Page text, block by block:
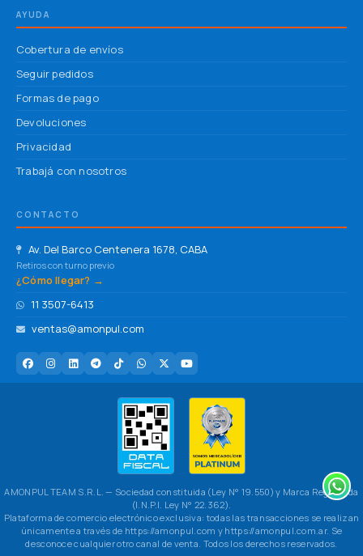
AYUDA
Cobertura de envíos
Seguir pedidos
Formas de pago
Devoluciones
Privacidad
Trabajá con nosotros
CONTACTO
Av. Del Barco Centenera 1678, CABA
Retiros con turno previo
¿Cómo llegar? →
11 3507-6413
ventas@amonpul.com
AMONPUL TEAM S.R.L. — Sociedad constituida (Ley N° 19.550) y Marca Registrada
(I.N.P.I. Ley N° 22.362).
Plataforma de comercio electrónico exclusiva: todas las transacciones se realizan
únicamente a través de https://amonpul.com y https://amonpul.com.ar. Se
desconoce cualquier otro canal de venta. Todos los derechos reservados.